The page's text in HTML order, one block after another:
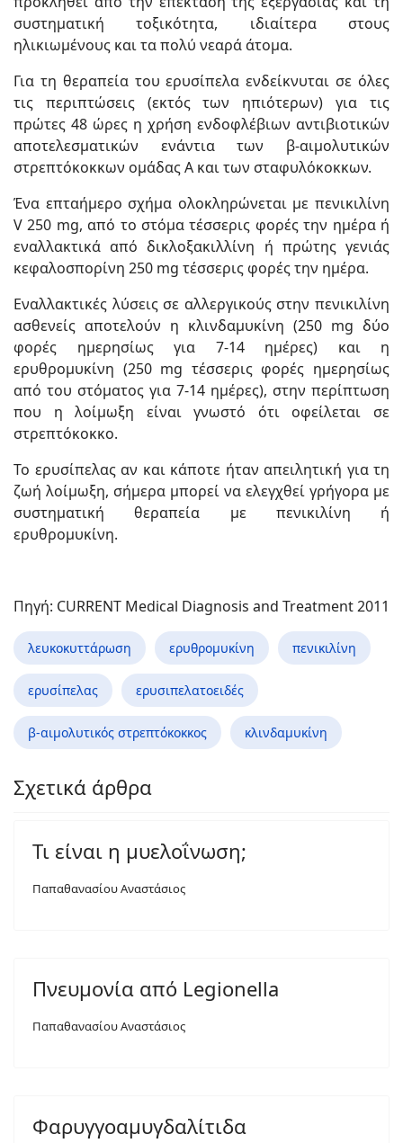
συστηματική τοξικότητα, ιδιαίτερα στους
ηλικιωμένους και τα πολύ νεαρά άτομα.
Για τη θεραπεία του ερυσίπελα ενδείκνυται σε όλες
τις περιπτώσεις (εκτός των ηπιότερων) για τις
πρώτες 48 ώρες η χρήση ενδοφλέβιων αντιβιοτικών
αποτελεσματικών ενάντια των β-αιμολυτικών
στρεπτόκοκκων ομάδας Α και των σταφυλόκοκκων.
Ένα επταήμερο σχήμα ολοκληρώνεται με πενικιλίνη
V 250 mg, από το στόμα τέσσερις φορές την ημέρα ή
εναλλακτικά από δικλοξακιλλίνη ή πρώτης γενιάς
κεφαλοσπορίνη 250 mg τέσσερις φορές την ημέρα.
Εναλλακτικές λύσεις σε αλλεργικούς στην πενικιλίνη
ασθενείς αποτελούν η κλινδαμυκίνη (250 mg δύο
φορές ημερησίως για 7-14 ημέρες) και η
ερυθρομυκίνη (250 mg τέσσερις φορές ημερησίως
από του στόματος για 7-14 ημέρες), στην περίπτωση
που η λοίμωξη είναι γνωστό ότι οφείλεται σε
στρεπτόκοκκο.
Το ερυσίπελας αν και κάποτε ήταν απειλητική για τη
ζωή λοίμωξη, σήμερα μπορεί να ελεγχθεί γρήγορα με
συστηματική θεραπεία με πενικιλίνη ή
ερυθρομυκίνη.
Πηγή: CURRENT Medical Diagnosis and Treatment 2011
λευκοκυττάρωση ερυθρομυκίνη πενικιλίνη
ερυσίπελας ερυσιπελατοειδές
β-αιμολυτικός στρεπτόκοκκος κλινδαμυκίνη
Σχετικά άρθρα
Τι είναι η μυελοΐνωση;
Παπαθανασίου Αναστάσιος
Πνευμονία από Legionella
Παπαθανασίου Αναστάσιος
Φαρυγγοαμυγδαλίτιδα